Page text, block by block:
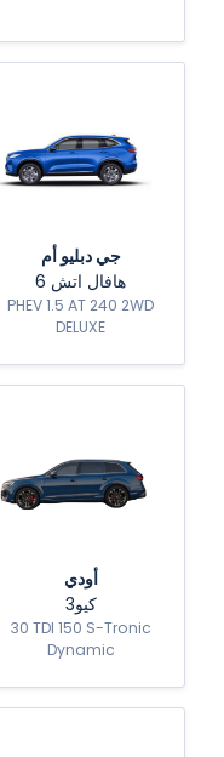
جي دبليو أم
هافال اتش 6
PHEV 1.5 AT 240 2WD
DELUXE
أودي
كيو3
30 TDI 150 S-Tronic
Dynamic